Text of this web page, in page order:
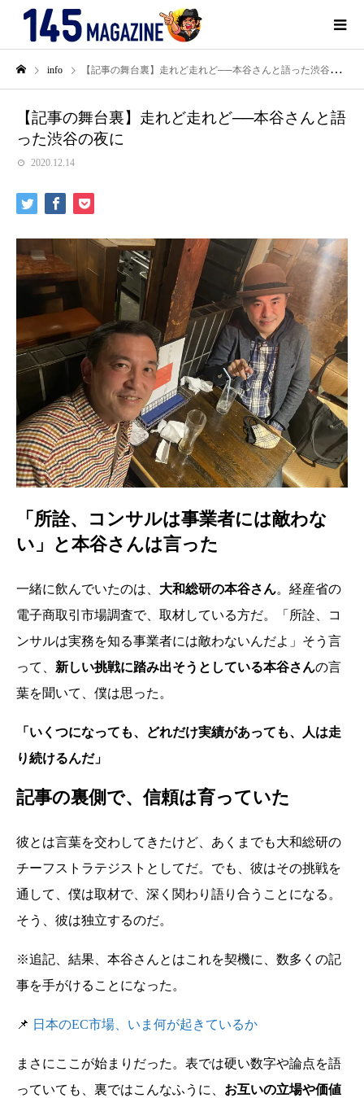
info 【記事の舞台裏】走れど走れど──本谷さんと語った渋谷の夜に
【記事の舞台裏】走れど走れど──本谷さんと語
った渋谷の夜に
2020.12.14
「所詮、コンサルは事業者には敵わな
い」と本谷さんは言った
一緒に飲んでいたのは、 大和総研の本谷さん。経産省の
電子商取引市場調査で、取材している方だ。「所詮、コ
ンサルは実務を知る事業者には敵わないんだよ」そう言
って、 新しい挑戦に踏み出そうとしている本谷さんの言
葉を聞いて、僕は思った。
「いくつになっても、どれだけ実績があっても、人は走
り続けるんだ」
記事の裏側で、信頼は育っていた
彼とは言葉を交わしてきたけど、あくまでも大和総研の
チーフストラテジストとしてだ。でも、彼はその挑戦を
通して、僕は取材で、深く関わり語り合うことになる。
そう、彼は独立するのだ。
※追記、結果、本谷さんとはこれを契機に、数多くの記
事を手がけることになった。
📌 日本のEC市場、いま何が起きているか
まさにここが始まりだった。表では硬い数字や論点を語
っていても、裏ではこんなふうに、 お互いの立場や価値